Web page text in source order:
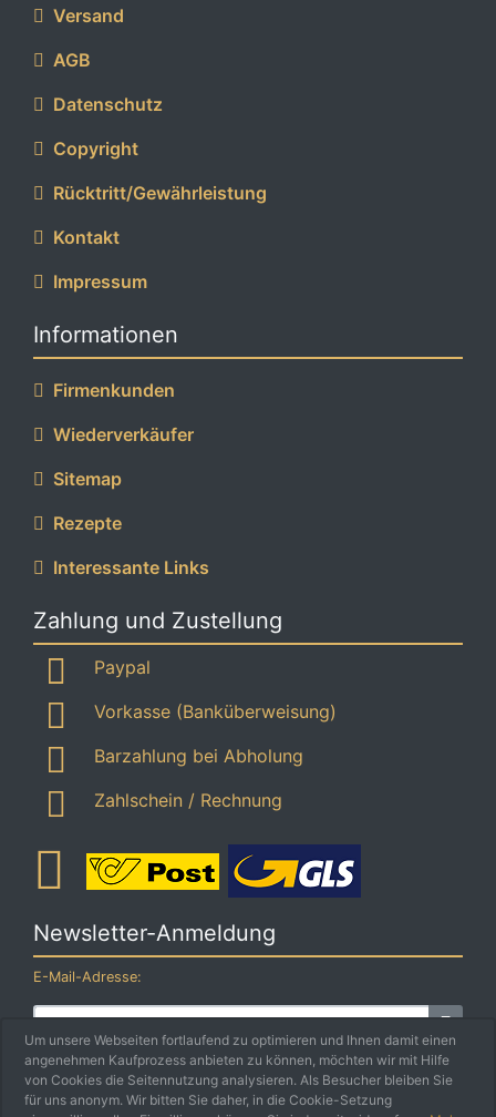
Versand
AGB
Datenschutz
Copyright
Rücktritt/Gewährleistung
Kontakt
Impressum
Informationen
Firmenkunden
Wiederverkäufer
Sitemap
Rezepte
Interessante Links
Zahlung und Zustellung
Paypal
Vorkasse (Banküberweisung)
Barzahlung bei Abholung
Zahlschein / Rechnung
Newsletter-Anmeldung
E-Mail-Adresse:
Der Newsletter kann jederzeit hier oder in Ihrem Kundenkonto
abbestellt werden.
Um unsere Webseiten fortlaufend zu optimieren und Ihnen damit einen
angenehmen Kaufprozess anbieten zu können, möchten wir mit Hilfe
von Cookies die Seitennutzung analysieren. Als Besucher bleiben Sie
für uns anonym. Wir bitten Sie daher, in die Cookie-Setzung